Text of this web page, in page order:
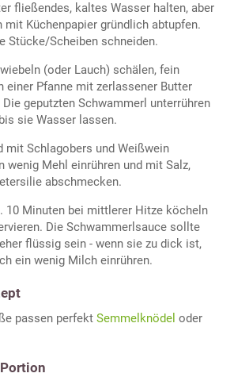
fließendes, kaltes Wasser halten, aber
mit Küchenpapier gründlich abtupfen.
Stücke/Scheiben schneiden.
(oder Lauch) schälen, fein
einer Pfanne mit zerlassener Butter
geputzten Schwammerl unterrühren
sie Wasser lassen.
mit Schlagobers und Weißwein
wenig Mehl einrühren und mit Salz,
abschmecken.
10 Minuten bei mittlerer Hitze köcheln
Die Schwammerlsauce sollte
flüssig sein - wenn sie zu dick ist,
ein wenig Milch einrühren.
passen perfekt Semmelknödel oder